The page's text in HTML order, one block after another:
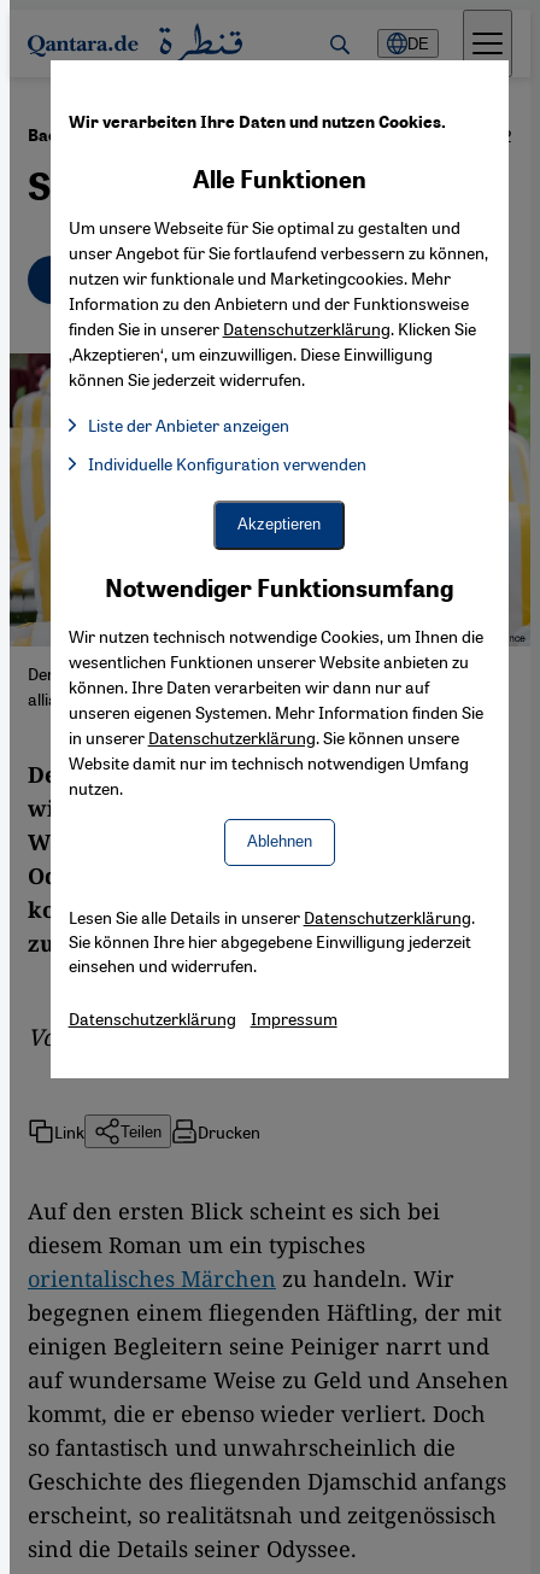
Direkt zum Inhalt springen
DE
Bachtyar Alis "Mein Onkel, den der Wind mitnahm“ ·05.07.2022
Stürme des Lebens
Deutsch English عربي
Der kurdische Autor Bachtyar Ali (Foto: Keystone/picture-
alliance)
Der Held von Bachtyar Alis neuem Roman
wird als politischer Häftling von einem
Windstoß ins Freie getragen und auf eine
Odyssee geschickt. Es ist eine fantastische,
komische und tragische Geschichte, die
zugleich existentiellen Tiefgang hat.
VonVolker Kaminski
Link Teilen Drucken
Auf den ersten Blick scheint es sich bei
diesem Roman um ein typisches
orientalisches Märchen zu handeln. Wir
begegnen einem fliegenden Häftling, der mit
einigen Begleitern seine Peiniger narrt und
auf wundersame Weise zu Geld und Ansehen
kommt, die er ebenso wieder verliert. Doch
so fantastisch und unwahrscheinlich die
Geschichte des fliegenden Djamschid anfangs
erscheint, so realitätsnah und zeitgenössisch
sind die Details seiner Odyssee.
Wir verarbeiten Ihre Daten und nutzen Cookies.
Notwendiger Funktionsumfang
Wir nutzen technisch notwendige Cookies, um Ihnen die
wesentlichen Funktionen unserer Website anbieten zu
können. Ihre Daten verarbeiten wir dann nur auf
unseren eigenen Systemen. Mehr Information finden Sie
in unserer Datenschutzerklärung. Sie können unsere
Website damit nur im technisch notwendigen Umfang
nutzen.
Ablehnen
Alle Funktionen
Um unsere Webseite für Sie optimal zu gestalten und
unser Angebot für Sie fortlaufend verbessern zu können,
nutzen wir funktionale und Marketingcookies. Mehr
Information zu den Anbietern und der Funktionsweise
finden Sie in unserer Datenschutzerklärung. Klicken Sie
‚Akzeptieren‘, um einzuwilligen. Diese Einwilligung
können Sie jederzeit widerrufen.
Liste der Anbieter anzeigen
Facebook Embed / Facebook Connect, Google Maps Embed,
Facebook Embed / Facebook Connect
Google Maps Embed
Individuelle Konfiguration verwenden
Akzeptieren
Lesen Sie alle Details in unserer Datenschutzerklärung.
Sie können Ihre hier abgegebene Einwilligung jederzeit
einsehen und widerrufen.
Datenschutzerklärung Impressum